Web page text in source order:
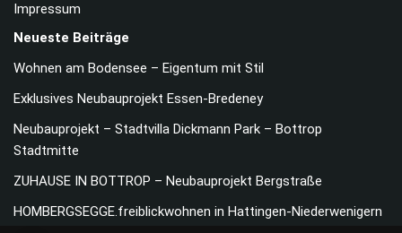
Impressum
Neueste Beiträge
Wohnen am Bodensee – Eigentum mit Stil
Exklusives Neubauprojekt Essen-Bredeney
Neubauprojekt – Stadtvilla Dickmann Park – Bottrop
Stadtmitte
ZUHAUSE IN BOTTROP – Neubauprojekt Bergstraße
HOMBERGSEGGE.freiblickwohnen in Hattingen-Niederwenigern